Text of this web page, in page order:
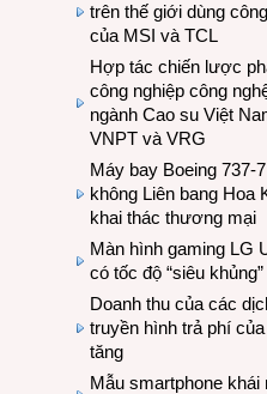
trên thế giới dùng
của MSI và TCL
Hợp tác chiến lược
công nghiệp công
ngành Cao su Việt
VNPT và VRG
Máy bay Boeing
không Liên bang Hoa
khai thác thương mại
Màn hình gaming LG
có tốc độ “siêu
Doanh thu của các
truyền hình trả phí
tăng
Mẫu smartphone